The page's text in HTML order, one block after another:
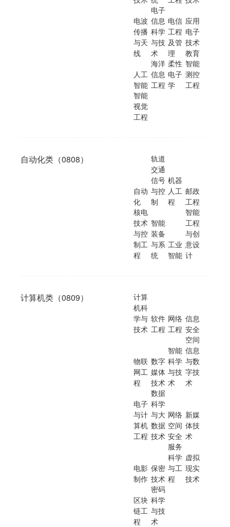
电波
传播
与天
线
电子
信息
科学
与技
术
电信
工程
及管
理
应用
电子
技术
教育
人工
智能
海洋
信息
工程
柔性
电子
学
智能
测控
工程
智能
视觉
工程
自动化类（0808）
自动
化
轨道
交通
信号
与控
制
机器
人工
程
邮政
工程
核电
技术
与控
制工
程
智能
装备
与系
统
工业
智能
智能
工程
与创
意设
计
计算机类（0809）
计算
机科
学与
技术
软件
工程
网络
工程
信息
安全
物联
网工
程
数字
媒体
技术
智能
科学
与技
术
空间
信息
与数
字技
术
电子
与计
算机
工程
数据
科学
与大
数据
技术
网络
空间
安全
新媒
体技
术
电影
制作
保密
技术
服务
科学
与工
程
虚拟
现实
技术
区块
链工
程
密码
科学
与技
术